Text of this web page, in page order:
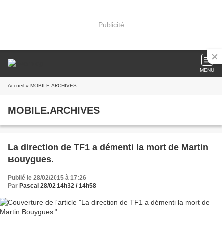
Publicité
MENU
Accueil » MOBILE.ARCHIVES
MOBILE.ARCHIVES
La direction de TF1 a démenti la mort de Martin
Bouygues.
Publié le 28/02/2015 à 17:26
Par Pascal 28/02 14h32 / 14h58